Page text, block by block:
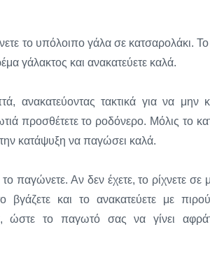
το υπόλοιπο γάλα σε κατσαρολάκι.
γάλακτος και ανακατεύετε καλά.
ανακατεύοντας τακτικά για να μην
προσθέτετε το ροδόνερο. Μόλις το
κατάψυξη να παγώσει καλά.
παγώνετε. Αν δεν έχετε, το ρίχνετε σε
και το ανακατεύετε με
ώστε το παγωτό σας να γίνει